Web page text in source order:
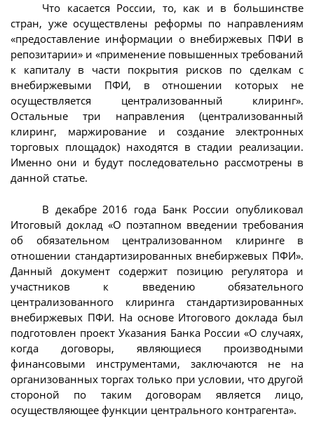
Что касается России, то, как и в большинстве
стран, уже осуществлены реформы по направлениям
«предоставление информации о внебиржевых ПФИ в
репозитарии» и «применение повышенных требований
к капиталу в части покрытия рисков по сделкам с
внебиржевыми ПФИ, в отношении которых не
осуществляется централизованный клиринг».
Остальные три направления (централизованный
клиринг, маржирование и создание электронных
торговых площадок) находятся в стадии реализации.
Именно они и будут последовательно рассмотрены в
данной статье.
В декабре 2016 года Банк России опубликовал
Итоговый доклад «О поэтапном введении требования
об обязательном централизованном клиринге в
отношении стандартизированных внебиржевых ПФИ».
Данный документ содержит позицию регулятора и
участников к введению обязательного
централизованного клиринга стандартизированных
внебиржевых ПФИ. На основе Итогового доклада был
подготовлен проект Указания Банка России «О случаях,
когда договоры, являющиеся производными
финансовыми инструментами, заключаются не на
организованных торгах только при условии, что другой
стороной по таким договорам является лицо,
осуществляющее функции центрального контрагента».